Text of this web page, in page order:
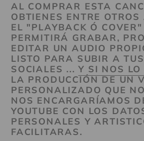
AL COMPRAR ESTA
OBTIENES ENTRE OTROS
EL "PLAYBACK Ó COVER"
PERMITIRÁ GRABAR,
EDITAR UN AUDIO
LISTO PARA SUBIR A
SOCIALES ... Y SI NOS LO
LA PRODUCCIÓN DE UN
PERSONALIZADO QUE
NOS ENCARGARÍAMOS
YOUTUBE CON LOS
PERSONALES Y
FACILITARAS.